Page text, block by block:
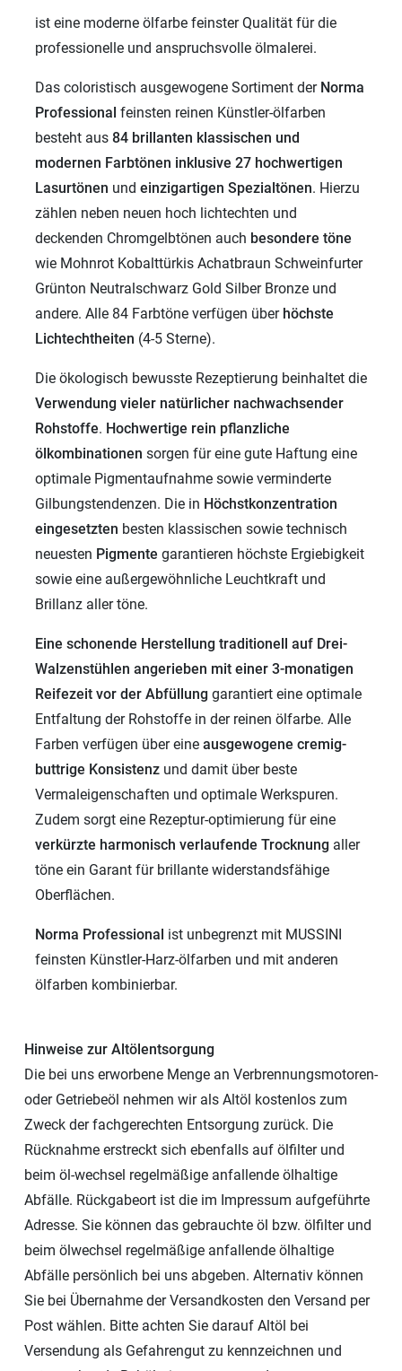
ist eine moderne ölfarbe feinster Qualität für die
professionelle und anspruchsvolle ölmalerei.
Das coloristisch ausgewogene Sortiment der Norma
Professional feinsten reinen Künstler-ölfarben
besteht aus 84 brillanten klassischen und
modernen Farbtönen inklusive 27 hochwertigen
Lasurtönen und einzigartigen Spezialtönen. Hierzu
zählen neben neuen hoch lichtechten und
deckenden Chromgelbtönen auch besondere töne
wie Mohnrot Kobalttürkis Achatbraun Schweinfurter
Grünton Neutralschwarz Gold Silber Bronze und
andere. Alle 84 Farbtöne verfügen über höchste
Lichtechtheiten (4-5 Sterne).
Die ökologisch bewusste Rezeptierung beinhaltet die
Verwendung vieler natürlicher nachwachsender
Rohstoffe. Hochwertige rein pflanzliche
ölkombinationen sorgen für eine gute Haftung eine
optimale Pigmentaufnahme sowie verminderte
Gilbungstendenzen. Die in Höchstkonzentration
eingesetzten besten klassischen sowie technisch
neuesten Pigmente garantieren höchste Ergiebigkeit
sowie eine außergewöhnliche Leuchtkraft und
Brillanz aller töne.
Eine schonende Herstellung traditionell auf Drei-
Walzenstühlen angerieben mit einer 3-monatigen
Reifezeit vor der Abfüllung garantiert eine optimale
Entfaltung der Rohstoffe in der reinen ölfarbe. Alle
Farben verfügen über eine ausgewogene cremig-
buttrige Konsistenz und damit über beste
Vermaleigenschaften und optimale Werkspuren.
Zudem sorgt eine Rezeptur-optimierung für eine
verkürzte harmonisch verlaufende Trocknung aller
töne ein Garant für brillante widerstandsfähige
Oberflächen.
Norma Professional ist unbegrenzt mit MUSSINI
feinsten Künstler-Harz-ölfarben und mit anderen
ölfarben kombinierbar.
Hinweise zur Altölentsorgung
Die bei uns erworbene Menge an Verbrennungsmotoren-
oder Getriebeöl nehmen wir als Altöl kostenlos zum
Zweck der fachgerechten Entsorgung zurück. Die
Rücknahme erstreckt sich ebenfalls auf ölfilter und
beim öl-wechsel regelmäßige anfallende ölhaltige
Abfälle. Rückgabeort ist die im Impressum aufgeführte
Adresse. Sie können das gebrauchte öl bzw. ölfilter und
beim ölwechsel regelmäßige anfallende ölhaltige
Abfälle persönlich bei uns abgeben. Alternativ können
Sie bei Übernahme der Versandkosten den Versand per
Post wählen. Bitte achten Sie darauf Altöl bei
Versendung als Gefahrengut zu kennzeichnen und